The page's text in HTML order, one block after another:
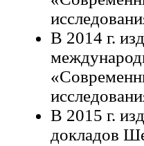
В 2014 г.
В 2015 г.
докладов